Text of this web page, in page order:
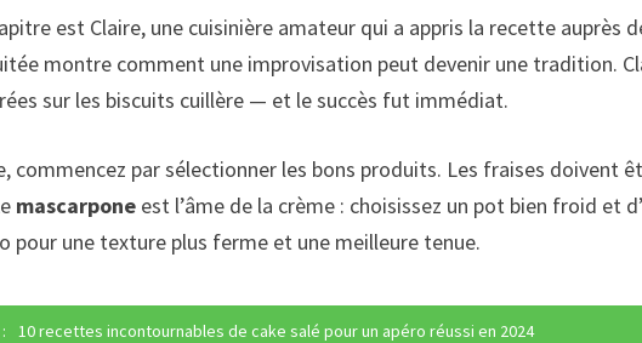
est Claire, une cuisinière amateur qui a appris la recette auprès
montre comment une improvisation peut devenir une tradition.
sur les biscuits cuillère — et le succès fut immédiat.
commencez par sélectionner les bons produits. Les fraises
mascarpone est l’âme de la crème : choisissez un pot bien froid
pour une texture plus ferme et une meilleure tenue.
10 recettes incontournables de cake salé pour un apéro réussi en 2024